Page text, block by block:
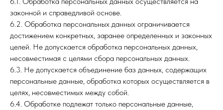
законной и справедливой основе.
6.2. Обработка персональных данных ограничивается
достижением конкретных, заранее определенных и законных
целей. Не допускается обработка персональных данных,
несовместимая с целями сбора персональных данных.
6.3. Не допускается объединение баз данных, содержащих
персональные данные, обработка которых осуществляется в
целях, несовместимых между собой.
6.4. Обработке подлежат только персональные данные,